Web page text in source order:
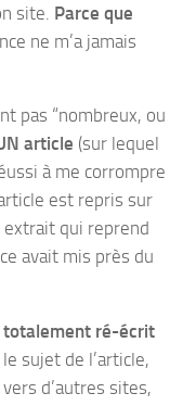
site. Parce que
ne m’a jamais
pas “nombreux, ou
article (sur lequel
à me corrompre
est repris sur
extrait qui reprend
avait mis près du
totalement ré-écrit
sujet de l’article,
d’autres sites,